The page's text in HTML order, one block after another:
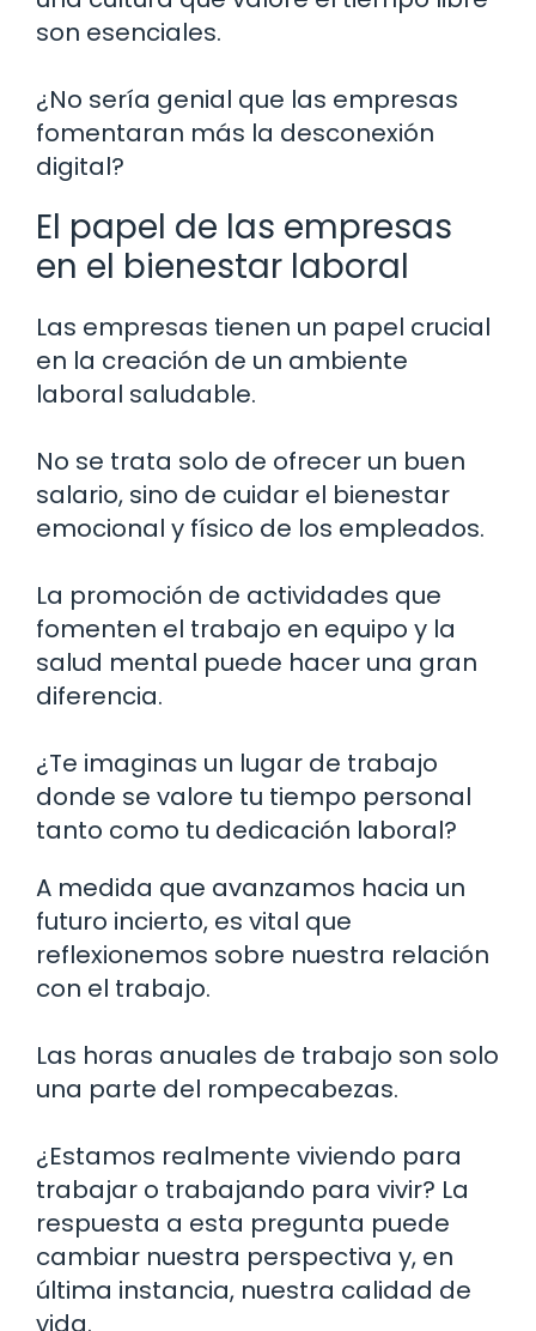
son esenciales.
¿No sería genial que las empresas
fomentaran más la desconexión
digital?
El papel de las empresas
en el bienestar laboral
Las empresas tienen un papel crucial
en la creación de un ambiente
laboral saludable.
No se trata solo de ofrecer un buen
salario, sino de cuidar el bienestar
emocional y físico de los empleados.
La promoción de actividades que
fomenten el trabajo en equipo y la
salud mental puede hacer una gran
diferencia.
¿Te imaginas un lugar de trabajo
donde se valore tu tiempo personal
tanto como tu dedicación laboral?
A medida que avanzamos hacia un
futuro incierto, es vital que
reflexionemos sobre nuestra relación
con el trabajo.
Las horas anuales de trabajo son solo
una parte del rompecabezas.
¿Estamos realmente viviendo para
trabajar o trabajando para vivir? La
respuesta a esta pregunta puede
cambiar nuestra perspectiva y, en
última instancia, nuestra calidad de
vida.